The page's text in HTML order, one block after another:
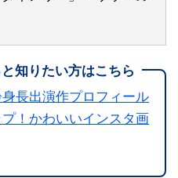
知りたい方はこちら
長出演作プロフィール
！かわいいインスタ画